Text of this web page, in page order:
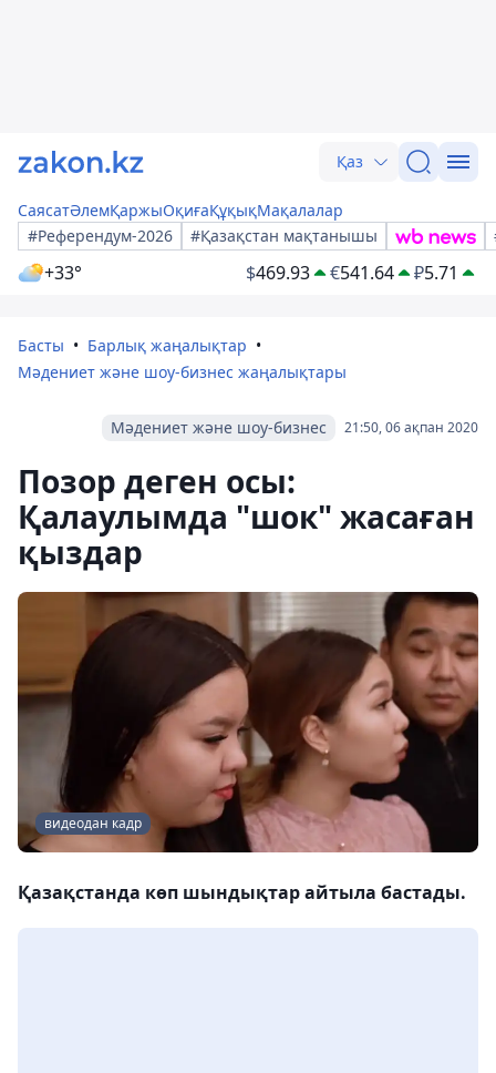
Қаз
СаясатӘлемҚаржыОқиғаҚұқықМақалалар
#Референдум-2026
#Қазақстан мақтанышы
+33° $469.93 €541.64 ₽5.71
Басты
Барлық жаңалықтар
Мәдениет және шоу-бизнес жаңалықтары
21:50, 06 ақпан 2020
Мәдениет және шоу-бизнес
Позор деген осы:
Қалаулымда "шок" жасаған
қыздар
видеодан кадр
Қазақстанда көп шындықтар айтыла бастады.